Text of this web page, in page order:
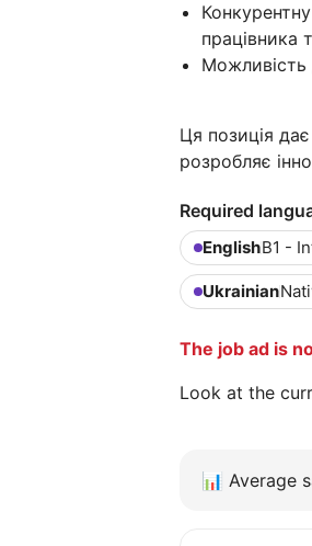
працівника
Можливість
Ця позиція
розробляє
Required
EnglishB1 -
Ukrainian
The job ad is
Look at the
📊 Average